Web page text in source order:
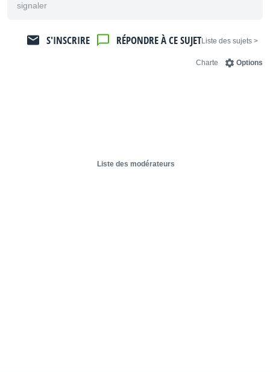
signaler
< Liste des sujets
RÉPONDRE À CE SUJET
S'INSCRIRE
Options
Charte
Liste des modérateurs